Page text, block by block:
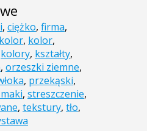
, ciężko, firma,
kolor, kolor,
kolory, kształty,
, orzeszki ziemne,
, przekąski,
, streszczenie,
, tekstury, tło,